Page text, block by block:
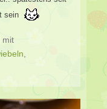
sein
mit
,